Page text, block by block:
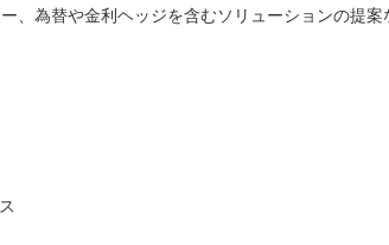
、為替や金利ヘッジを含むソリューションの提